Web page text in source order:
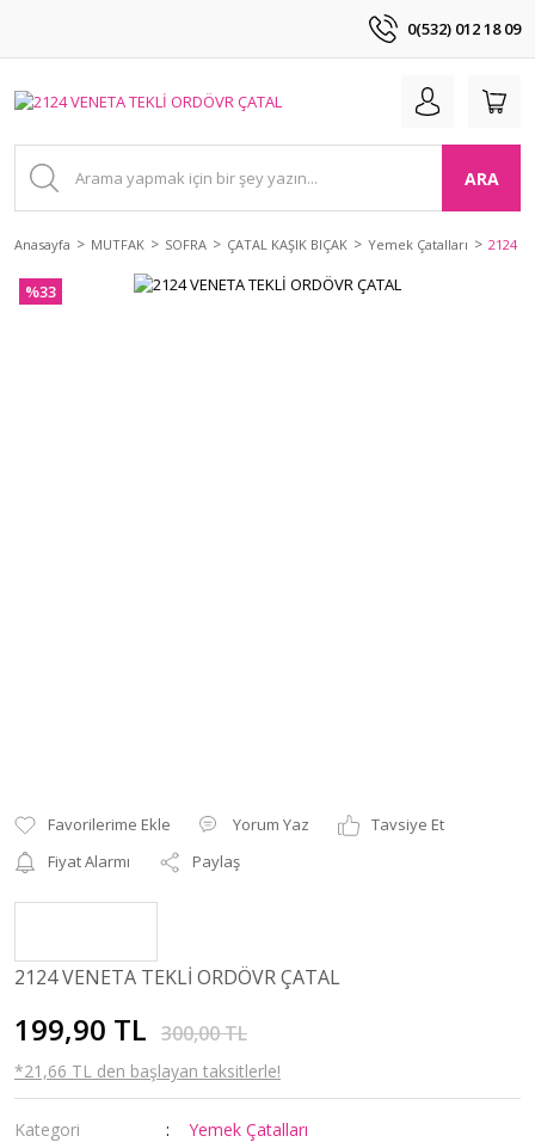
0(532) 012 18 09
ARA
Anasayfa MUTFAK SOFRA ÇATAL KAŞIK BIÇAK Yemek Çatalları 2124
%33
Yorum Yaz
Tavsiye Et
Fiyat Alarmı
Paylaş
2124 VENETA TEKLİ ORDÖVR ÇATAL
199,90 TL 300,00 TL
*21,66 TL den başlayan taksitlerle!
Kategori
Yemek Çatalları